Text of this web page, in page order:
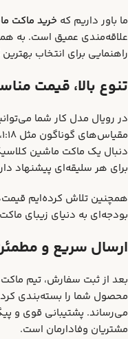
ما باور داریم که خرید ماکت
علاقه‌مندی عمیق است. به
راهنمایی برای انتخاب
تنوع بالا، قیمت
در رویال مدل کار شما
دنبال یک ماکت ماشین
برای هر سلیقه‌ای پیشنهاد
همچنین تلاش کرده‌ایم
بودجه‌ای به دنیای زیبای
ارسال سریع و
بعد از ثبت سفارش، تیم
محصول شما را بسته‌بندی
می‌رساند. پشتیبانی قوی و
مشتریان وفادارمان است.